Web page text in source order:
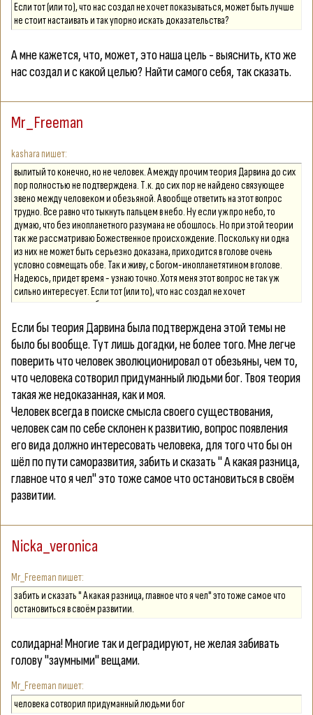
Если тот (или то), что нас создал не хочет показываться, может быть лучше
не стоит настаивать и так упорно искать доказательства?
А мне кажется, что, может, это наша цель - выяснить, кто же
нас создал и с какой целью? Найти самого себя, так сказать.
Mr_Freeman
kashara
вылитый то конечно, но не человек. А между прочим теория Дарвина до сих
пор полностью не подтверждена. Т.к. до сих пор не найдено связующее
звено между человеком и обезьяной. А вообще ответить на этот вопрос
трудно. Все равно что тыкнуть пальцем в небо. Ну если уж про небо, то
думаю, что без инопланетного разумана не обошлось. Но при этой теории
так же рассматриваю Божественное происхождение. Поскольку ни одна
из них не может быть серьезно доказана, приходится в голове очень
условно совмещать обе. Так и живу, с Богом-инопланетятином в голове.
Надеюсь, придет время - узнаю точно. Хотя меня этот вопрос не так уж
сильно интересует. Если тот (или то), что нас создал не хочет
показываться, может быть лучше не стоит настаивать и так упорно искать
доказательства? Пусть каждый верит в то, что хочет, если эта вера ему
помога
Если бы теория Дарвина была подтверждена этой темы не
было бы вообще. Тут лишь догадки, не более того. Мне легче
поверить что человек эволюционировал от обезьяны, чем то,
что человека сотворил придуманный людьми бог. Твоя теория
такая же недоказанная, как и моя.
Человек всегда в поиске смысла своего существования,
человек сам по себе склонен к развитию, вопрос появления
его вида должно интересовать человека, для того что бы он
шёл по пути саморазвития, забить и сказать " А какая разница,
главное что я чел" это тоже самое что остановиться в своём
развитии.
Nicka_veronica
Mr_Freeman
забить и сказать " А какая разница, главное что я чел" это тоже самое что
остановиться в своём развитии.
солидарна! Многие так и деградируют, не желая забивать
голову "заумными" вещами.
Mr_Freeman
человека сотворил придуманный людьми бог